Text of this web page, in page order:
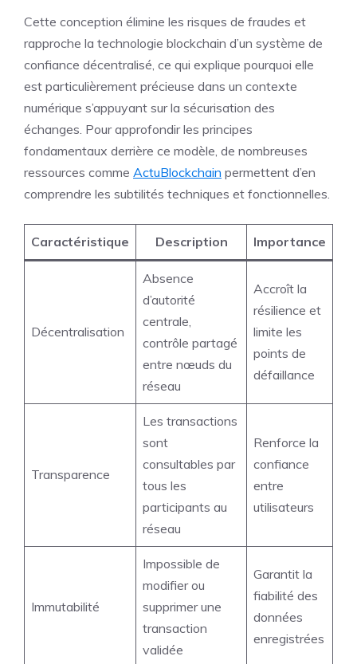
Cette conception élimine les risques de fraudes et
rapproche la technologie blockchain d’un système de
confiance décentralisé, ce qui explique pourquoi elle
est particulièrement précieuse dans un contexte
numérique s’appuyant sur la sécurisation des
échanges. Pour approfondir les principes
fondamentaux derrière ce modèle, de nombreuses
ressources comme ActuBlockchain permettent d’en
comprendre les subtilités techniques et fonctionnelles.
Caractéristique Description Importance
Décentralisation
Absence
d’autorité
centrale,
contrôle partagé
entre nœuds du
réseau
Accroît la
résilience et
limite les
points de
défaillance
Transparence
Les transactions
sont
consultables par
tous les
participants au
réseau
Renforce la
confiance
entre
utilisateurs
Immutabilité
Impossible de
modifier ou
supprimer une
transaction
validée
Garantit la
fiabilité des
données
enregistrées